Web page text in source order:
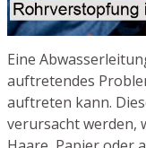
Eine
auftretendes
auftreten kann.
verursacht werden,